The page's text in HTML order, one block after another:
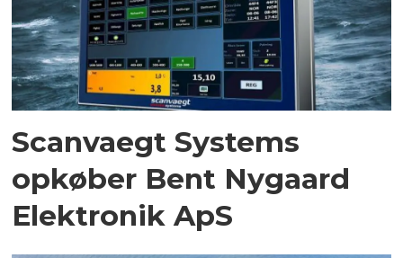
Scanvaegt Systems
opkøber Bent Nygaard
Elektronik ApS